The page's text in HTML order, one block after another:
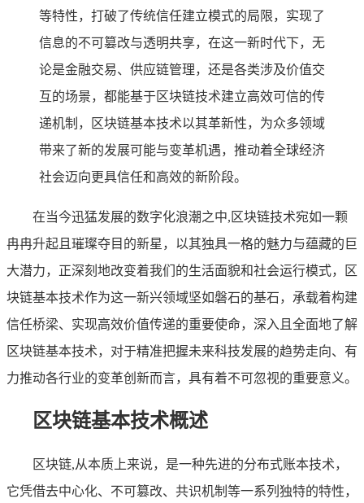
等特性，打破了传统信任建立模式的局限，实现了
信息的不可篡改与透明共享，在这一新时代下，无
论是金融交易、供应链管理，还是各类涉及价值交
互的场景，都能基于区块链技术建立高效可信的传
递机制，区块链基本技术以其革新性，为众多领域
带来了新的发展可能与变革机遇，推动着全球经济
社会迈向更具信任和高效的新阶段。
在当今迅猛发展的数字化浪潮之中,区块链技术宛如一颗
冉冉升起且璀璨夺目的新星，以其独具一格的魅力与蕴藏的巨
大潜力，正深刻地改变着我们的生活面貌和社会运行模式，区
块链基本技术作为这一新兴领域坚如磐石的基石，承载着构建
信任桥梁、实现高效价值传递的重要使命，深入且全面地了解
区块链基本技术，对于精准把握未来科技发展的趋势走向、有
力推动各行业的变革创新而言，具有着不可忽视的重要意义。
区块链基本技术概述
区块链,从本质上来说，是一种先进的分布式账本技术，
它凭借去中心化、不可篡改、共识机制等一系列独特的特性，